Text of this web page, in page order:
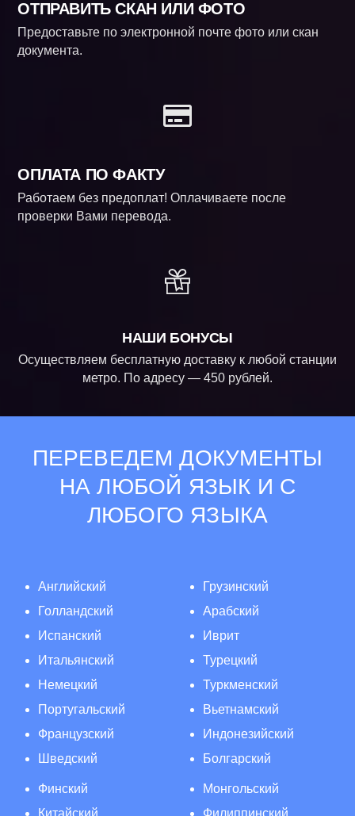
ОТПРАВИТЬ СКАН ИЛИ ФОТО
Предоставьте по электронной почте фото или скан
документа.
ОПЛАТА ПО ФАКТУ
Работаем без предоплат! Оплачиваете после
проверки Вами перевода.
НАШИ БОНУСЫ
Осуществляем бесплатную доставку к любой станции
метро. По адресу — 450 рублей.
ПЕРЕВЕДЕМ ДОКУМЕНТЫ
НА ЛЮБОЙ ЯЗЫК И С
ЛЮБОГО ЯЗЫКА
Английский
Голландский
Испанский
Итальянский
Немецкий
Португальский
Французский
Шведский
Грузинский
Арабский
Иврит
Турецкий
Туркменский
Вьетнамский
Индонезийский
Болгарский
Финский
Китайский
Монгольский
Филиппинский